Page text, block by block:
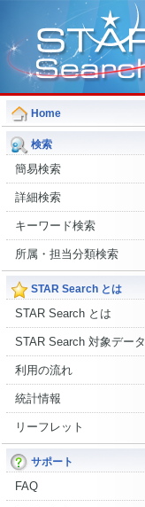
Home
検索
簡易検索
詳細検索
キーワード検索
所属・担当分類検索
STAR Search とは
STAR Search とは
STAR Search 対象データ
利用の流れ
統計情報
リーフレット
サポート
FAQ